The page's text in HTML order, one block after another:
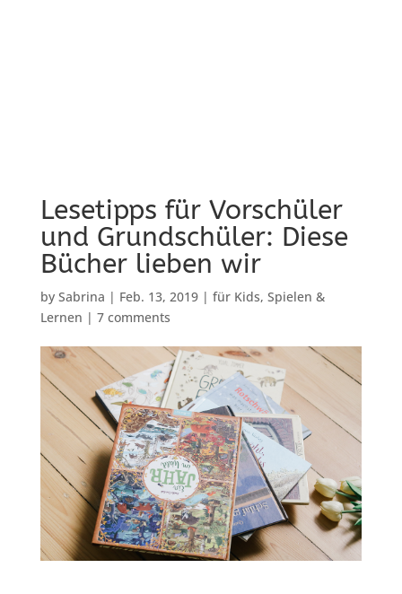
Lesetipps für Vorschüler
und Grundschüler: Diese
Bücher lieben wir
by Sabrina | Feb. 13, 2019| für Kids, Spielen &
Lernen | 7 comments